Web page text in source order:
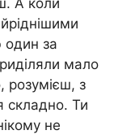
один за
мало
розумієш, з
складно. Ти
не